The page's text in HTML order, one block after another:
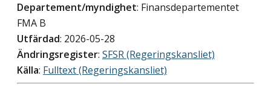
Departement/myndighet: Finansdepartementet
FMA B
Utfärdad: 2026-05-28
Ändringsregister: SFSR (Regeringskansliet)
Källa: Fulltext (Regeringskansliet)